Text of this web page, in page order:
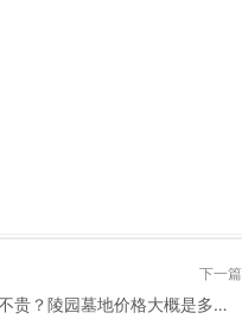
下一篇
中华永久陵园卖的墓地价格贵不贵？陵园墓地价格大概是多少？